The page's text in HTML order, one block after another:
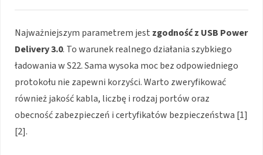
Najważniejszym parametrem jest zgodność z USB Power
Delivery 3.0. To warunek realnego działania szybkiego
ładowania w S22. Sama wysoka moc bez odpowiedniego
protokołu nie zapewni korzyści. Warto zweryfikować
również jakość kabla, liczbę i rodzaj portów oraz
obecność zabezpieczeń i certyfikatów bezpieczeństwa [1]
[2].